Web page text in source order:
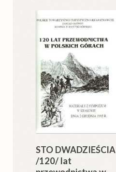
STO DWADZIEŚCIA
/120/ lat